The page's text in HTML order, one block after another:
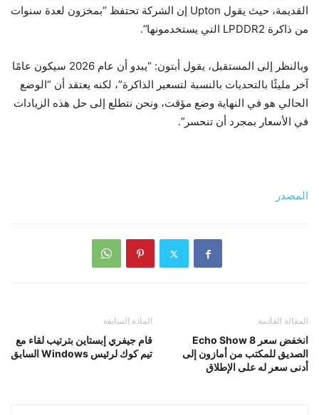
القديمة، حيث يقول Upton إن الشركة تحتفظ “بمخزون لعدة سنوات
من ذاكرة LPDDR2 التي يستخدمونها”.
وبالنظر إلى المستقبل، يقول أبتون: “يبدو أن عام 2026 سيكون عامًا
آخر مليئًا بالتحديات بالنسبة لتسعير الذاكرة”، لكنه يعتقد أن “الوضع
الحالي هو في النهاية وضع مؤقت، ونحن نتطلع إلى حل هذه الزيادات
في الأسعار بمجرد أن تنحسر”.
المصدر
المادة السابقة
قام جيفري إبستاين بترتيب لقاء مع
تيم كوك لرئيس Windows السابق
المقالة القادمة
انخفض سعر Echo Show 8
الصديق للمكتب من أمازون إلى
أدنى سعر له على الإطلاق